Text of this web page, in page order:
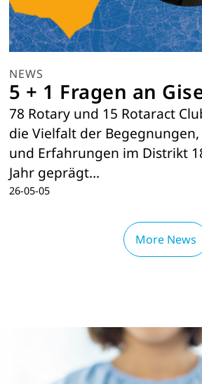
NEWS
5 + 1 Fragen an
78 Rotary und 15 Rotaract
die Vielfalt der
und Erfahrungen im Distrikt
Jahr geprägt…
26-05-05
More News